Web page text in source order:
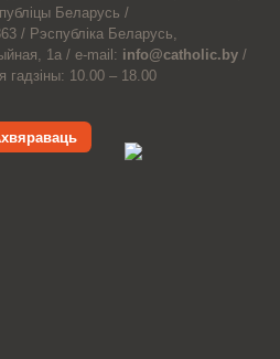
Беларусь /
/ Рэспубліка Беларусь,
1а / e-mail: info@catholic.by /
гадзіны: 10.00 – 18.00